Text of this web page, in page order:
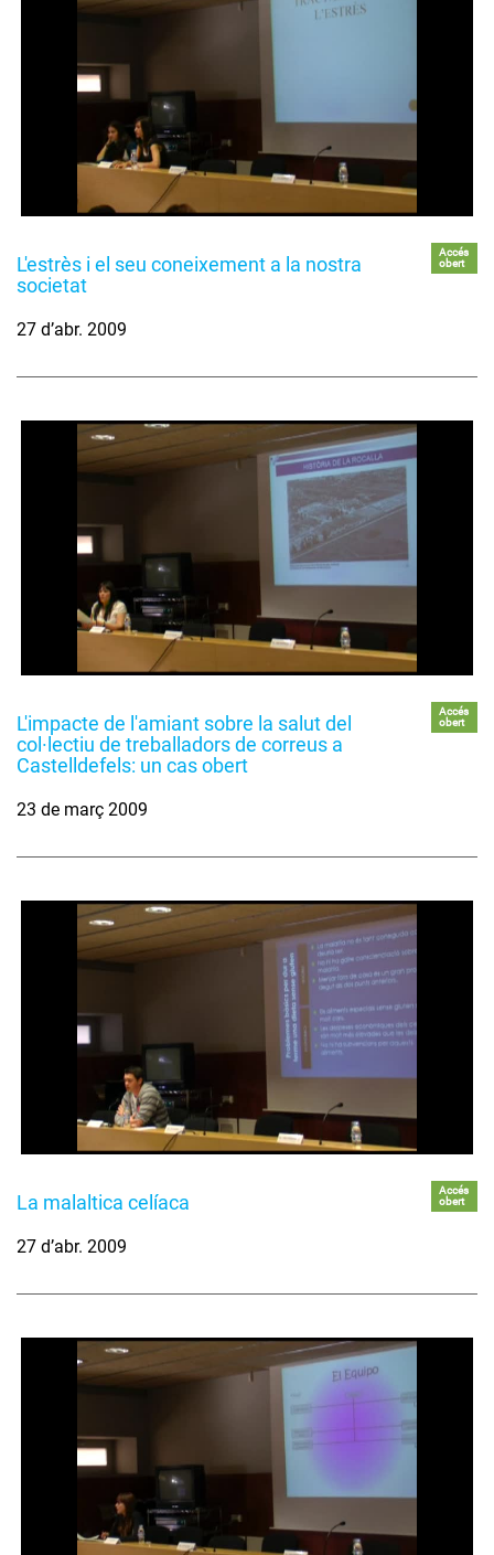
L'estrès i el seu coneixement a la nostra
societat
Accés
obert
27 d’abr. 2009
L'impacte de l'amiant sobre la salut del
col·lectiu de treballadors de correus a
Castelldefels: un cas obert
Accés
obert
23 de març 2009
La malaltica celíaca
Accés
obert
27 d’abr. 2009